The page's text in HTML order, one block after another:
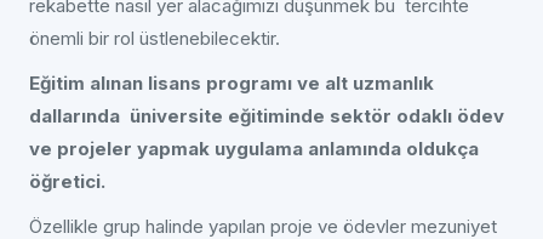
rekabette nasıl yer alacağımızı düşünmek bu tercihte
önemli bir rol üstlenebilecektir.
Eğitim alınan lisans programı ve alt uzmanlık
dallarında üniversite eğitiminde sektör odaklı ödev
ve projeler yapmak uygulama anlamında oldukça
öğretici.
Özellikle grup halinde yapılan proje ve ödevler mezuniyet